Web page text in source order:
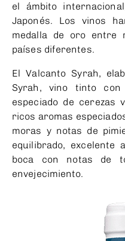
el ámbito
Japonés. Los vinos
medalla de oro entre
países diferentes.
ElValcanto Syrah,
Syrah, vino tinto
especiado de cerezas
ricos aromas
moras y notas de
equilibrado, excelente
boca con notas de
envejecimiento.